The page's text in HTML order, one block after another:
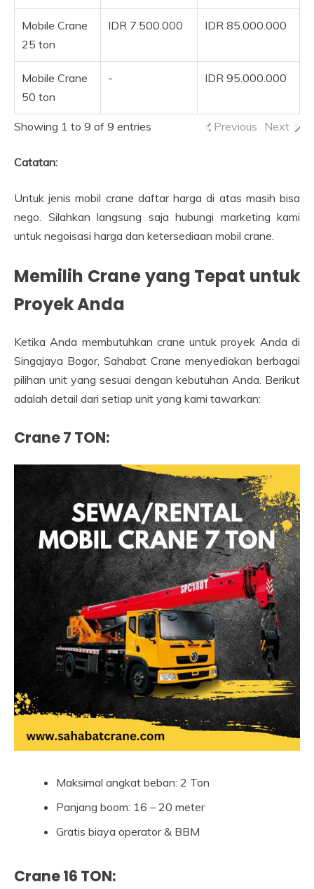
Mobile Crane
25 ton
IDR 7.500.000 IDR 85.000.000
Mobile Crane
50 ton
- IDR 95.000.000
Showing 1 to 9 of 9 entries Previous Next
Catatan:
Untuk jenis mobil crane daftar harga di atas masih bisa
nego. Silahkan langsung saja hubungi marketing kami
untuk negoisasi harga dan ketersediaan mobil crane.
Memilih Crane yang Tepat untuk
Proyek Anda
Ketika Anda membutuhkan crane untuk proyek Anda di
Singajaya Bogor, Sahabat Crane menyediakan berbagai
pilihan unit yang sesuai dengan kebutuhan Anda. Berikut
adalah detail dari setiap unit yang kami tawarkan:
Crane 7 TON:
Maksimal angkat beban: 2 Ton
Panjang boom: 16 – 20 meter
Gratis biaya operator & BBM
Crane 16 TON: